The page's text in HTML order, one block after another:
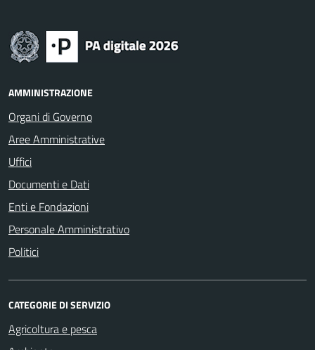
AMMINISTRAZIONE
Organi di Governo
Aree Amministrative
Uffici
Documenti e Dati
Enti e Fondazioni
Personale Amministrativo
Politici
CATEGORIE DI SERVIZIO
Agricoltura e pesca